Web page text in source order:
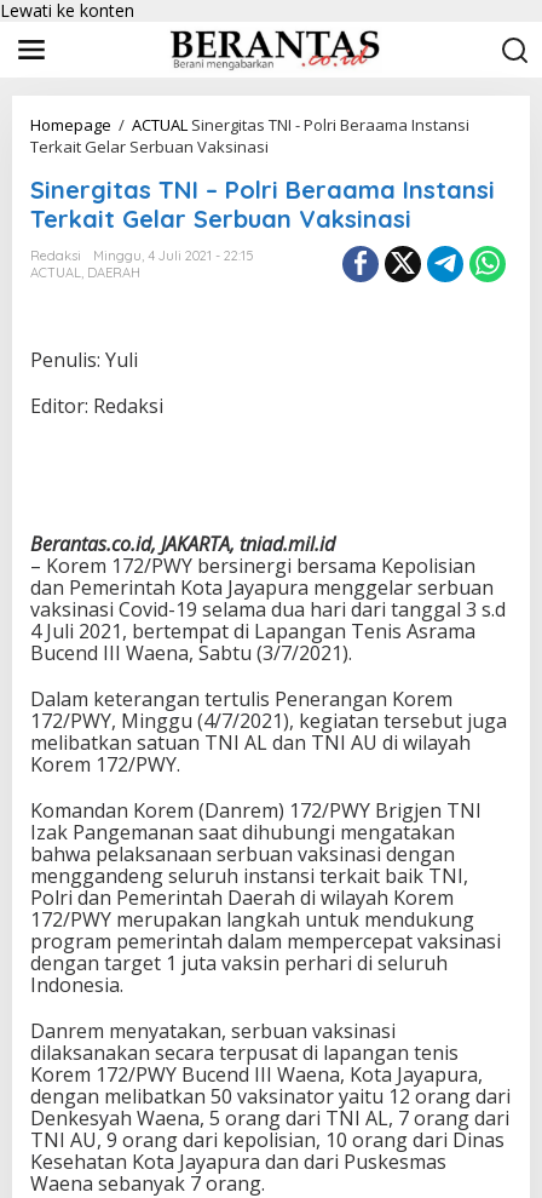
Lewati ke konten
Homepage / ACTUAL Sinergitas TNI - Polri Beraama Instansi
Terkait Gelar Serbuan Vaksinasi
Sinergitas TNI – Polri Beraama Instansi
Terkait Gelar Serbuan Vaksinasi
Redaksi
Minggu, 4 Juli 2021 - 22:15
ACTUAL, DAERAH
Penulis: Yuli
Editor: Redaksi
Berantas.co.id, JAKARTA, tniad.mil.id
– Korem 172/PWY bersinergi bersama Kepolisian
dan Pemerintah Kota Jayapura menggelar serbuan
vaksinasi Covid-19 selama dua hari dari tanggal 3 s.d
4 Juli 2021, bertempat di Lapangan Tenis Asrama
Bucend III Waena, Sabtu (3/7/2021).
Dalam keterangan tertulis Penerangan Korem
172/PWY, Minggu (4/7/2021), kegiatan tersebut juga
melibatkan satuan TNI AL dan TNI AU di wilayah
Korem 172/PWY.
Komandan Korem (Danrem) 172/PWY Brigjen TNI
Izak Pangemanan saat dihubungi mengatakan
bahwa pelaksanaan serbuan vaksinasi dengan
menggandeng seluruh instansi terkait baik TNI,
Polri dan Pemerintah Daerah di wilayah Korem
172/PWY merupakan langkah untuk mendukung
program pemerintah dalam mempercepat vaksinasi
dengan target 1 juta vaksin perhari di seluruh
Indonesia.
Danrem menyatakan, serbuan vaksinasi
dilaksanakan secara terpusat di lapangan tenis
Korem 172/PWY Bucend III Waena, Kota Jayapura,
dengan melibatkan 50 vaksinator yaitu 12 orang dari
Denkesyah Waena, 5 orang dari TNI AL, 7 orang dari
TNI AU, 9 orang dari kepolisian, 10 orang dari Dinas
Kesehatan Kota Jayapura dan dari Puskesmas
Waena sebanyak 7 orang.